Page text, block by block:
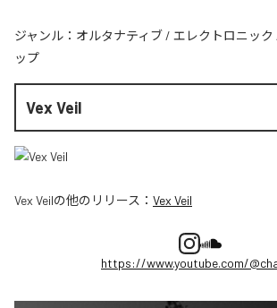
ジャンル： オルタナティブ / エレクトロニック
ップ
Vex Veil
Vex Veilの他のリリース： Vex Veil
https://www.youtube.com/